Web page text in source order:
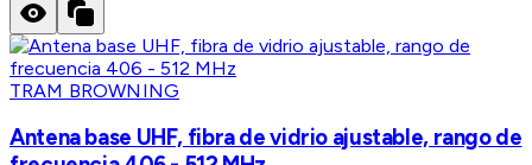
TRAM BROWNING
Antena base UHF, fibra de vidrio ajustable, rango de